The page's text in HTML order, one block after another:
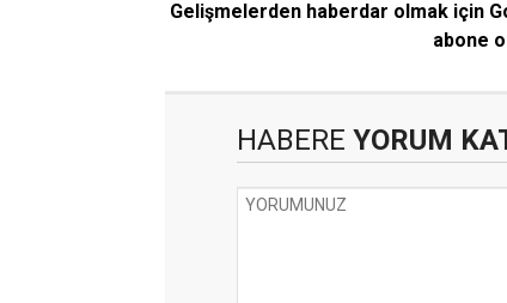
Gelişmelerden haberdar olmak için
abone
HABERE YORUM